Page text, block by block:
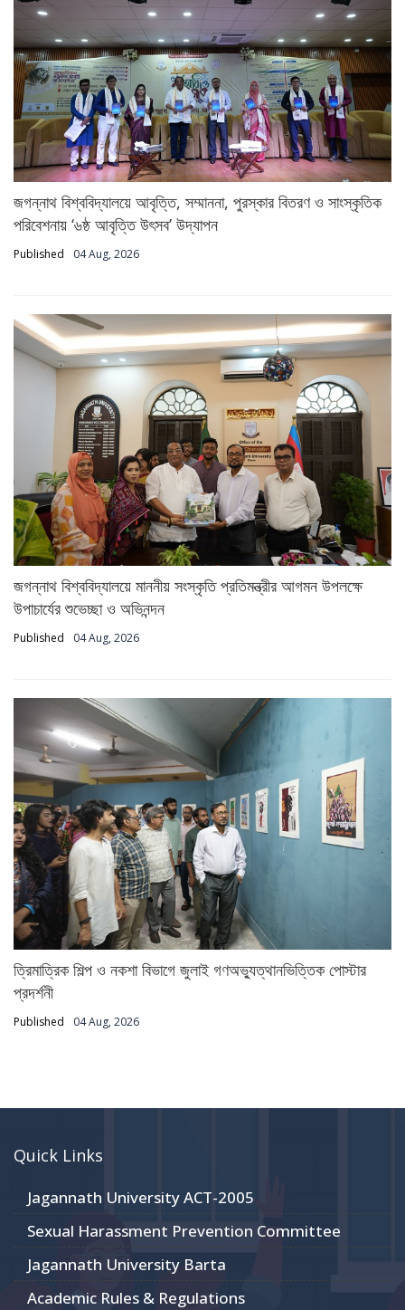
জগন্নাথ বিশ্ববিদ্যালয়ে আবৃত্তি, সম্মাননা, পুরস্কার বিতরণ ও সাংস্কৃতিক
পরিবেশনায় ‘৬ষ্ঠ আবৃত্তি উৎসব’ উদ্‌যাপন
Published 04 Aug, 2026
জগন্নাথ বিশ্ববিদ্যালয়ে মাননীয় সংস্কৃতি প্রতিমন্ত্রীর আগমন উপলক্ষে
উপাচার্যের শুভেচ্ছা ও অভিনন্দন
Published 04 Aug, 2026
ত্রিমাত্রিক শিল্প ও নকশা বিভাগে জুলাই গণঅভ্যুত্থানভিত্তিক পোস্টার
প্রদর্শনী
Published 04 Aug, 2026
Quick Links
Jagannath University ACT-2005
Sexual Harassment Prevention Committee
Jagannath University Barta
Academic Rules & Regulations